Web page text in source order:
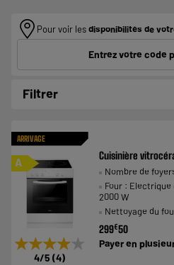
ETRE REMBOURSE. VERIFIEZ
REMBOURSEMENT AVANT DE
Pour voir lesdisponibilités de
Entrez votre code
Filtrer
ARRIVAGE
A
★★★★★
★★★★★
4/5 (4)
Cuisinière
Nombre de
Four :
2000 W
Nettoyage du
299€50
Payer en